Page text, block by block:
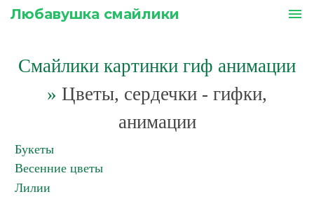
Любавушка смайлики menu
Смайлики картинки гиф анимации
» Цветы, сердечки - гифки,
анимации
Букеты
Весенние цветы
Лилии